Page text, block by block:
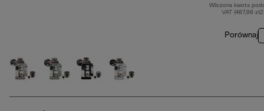
Wliczona kwota
VAT (487,86
Porównaj